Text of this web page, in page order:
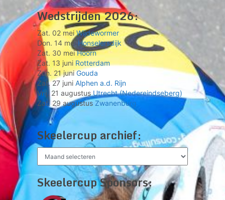
Wedstrijden 2026:
Zat. 02 meiWijdewormer
Don. 14 mei Honselersdijk
Zat. 30 meiHoorn
Zat. 13 juni Rotterdam
Zon. 21 juniGouda
Zat. 27 juni Alphen a.d. Rijn
Vrij. 21 augustusUtrecht (Nedereindseberg)
Zat. 29 augustus Zwanenburg
Skeelercup archief:
archief:
Skeelercup Sponsors: